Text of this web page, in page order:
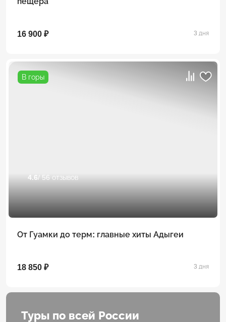
16 900 ₽ 3 дня
В горы
4.6/ 56 отзывов
От Гуамки до терм: главные хиты Адыгеи
18 850 ₽ 3 дня
Туры по всей России